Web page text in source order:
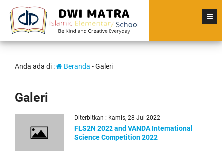
Anda ada di : Beranda -Galeri
Galeri
Diterbitkan : Kamis, 28 Jul 2022
FLS2N 2022 and VANDA International
Science Competition 2022